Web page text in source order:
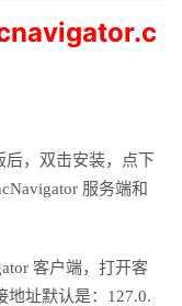
后，双击安装，点下
服务端和
客户端，打开客
地址默认是：127.0.